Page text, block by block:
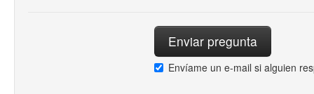
Envíame un e-mail si alguien